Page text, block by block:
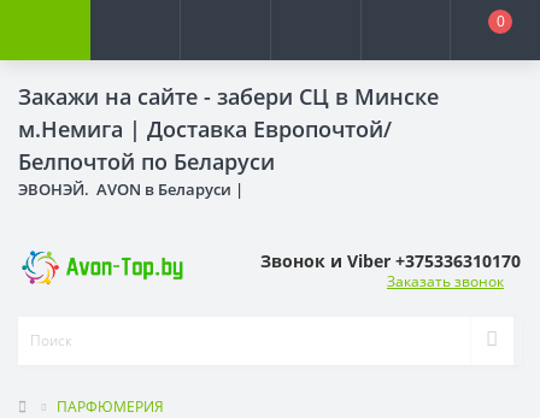
Закажи на сайте - забери СЦ в Минске
м.Немига | Доставка Европочтой/
Белпочтой по Беларуси
ЭВОНЭЙ. AVON в Беларуси |
0
Звонок и Viber +375336310170
Заказать звонок
ПАРФЮМЕРИЯ